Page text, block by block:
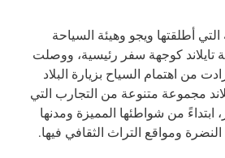
أطلقتها ويجو وهيئة السياحة
تايلاند كوجهة سفر رئيسية، ووصلت
من اهتمام السياح بزيارة البلاد
مجموعة متنوعة من التجارب التي
من شواطئها المميزة ومدنها
النضرة ومواقع التراث الثقافي فيها.